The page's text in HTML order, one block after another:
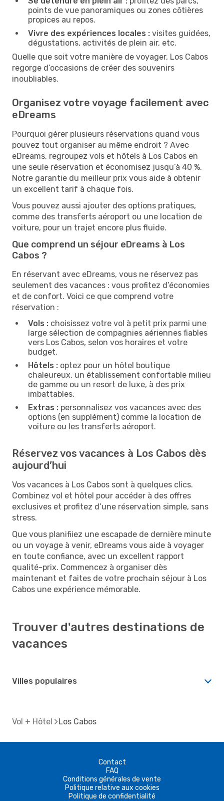
points de vue panoramiques ou zones côtières
propices au repos.
Vivre des expériences locales : visites guidées,
dégustations, activités de plein air, etc.
Quelle que soit votre manière de voyager, Los Cabos
regorge d’occasions de créer des souvenirs
inoubliables.
Organisez votre voyage facilement avec
eDreams
Pourquoi gérer plusieurs réservations quand vous
pouvez tout organiser au même endroit ? Avec
eDreams, regroupez vols et hôtels à Los Cabos en
une seule réservation et économisez jusqu’à 40 %.
Notre garantie du meilleur prix vous aide à obtenir
un excellent tarif à chaque fois.
Vous pouvez aussi ajouter des options pratiques,
comme des transferts aéroport ou une location de
voiture, pour un trajet encore plus fluide.
Que comprend un séjour eDreams à Los
Cabos ?
En réservant avec eDreams, vous ne réservez pas
seulement des vacances : vous profitez d’économies
et de confort. Voici ce que comprend votre
réservation :
Vols : choisissez votre vol à petit prix parmi une
large sélection de compagnies aériennes fiables
vers Los Cabos, selon vos horaires et votre
budget.
Hôtels : optez pour un hôtel boutique
chaleureux, un établissement confortable milieu
de gamme ou un resort de luxe, à des prix
imbattables.
Extras : personnalisez vos vacances avec des
options (en supplément) comme la location de
voiture ou les transferts aéroport.
Réservez vos vacances à Los Cabos dès
aujourd’hui
Vos vacances à Los Cabos sont à quelques clics.
Combinez vol et hôtel pour accéder à des offres
exclusives et profitez d’une réservation simple, sans
stress.
Que vous planifiiez une escapade de dernière minute
ou un voyage à venir, eDreams vous aide à voyager
en toute confiance, avec un excellent rapport
qualité-prix. Commencez à organiser dès
maintenant et faites de votre prochain séjour à Los
Cabos une expérience mémorable.
Trouver d'autres destinations de
vacances
Villes populaires
Vol + Hôtel Los Cabos
Contact
FAQ
Conditions générales de vente
Politique relative aux cookies
Politique de confidentialité